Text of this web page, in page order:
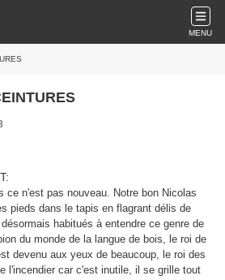
MENU
ce n'est pas nouveau. Notre bon Nicolas
pieds dans le tapis en flagrant délis de
habitués à entendre ce genre de
du monde de la langue de bois, le roi de
devenu aux yeux de beaucoup, le roi des
l'incendier car c'est inutile, il se grille tout